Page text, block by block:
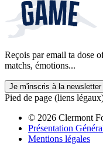
Reçois par email ta dose
matchs, émotions...
Je m'inscris à la newsletter
Pied de page (liens
© 2026 Clermont
Présentation
Mentions légales